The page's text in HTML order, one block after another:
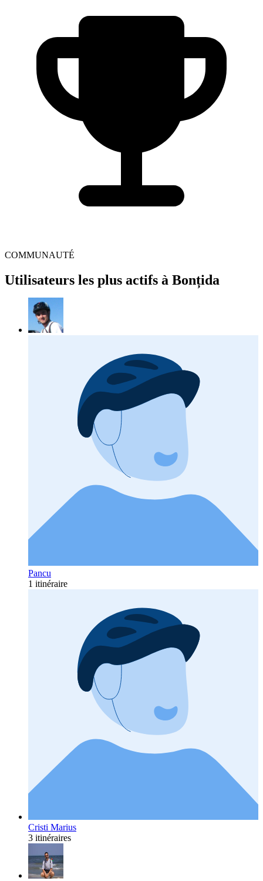
COMMUNAUTÉ
Utilisateurs les plus actifs à Bonțida
Pancu
1 itinéraire
Cristi Marius
3 itinéraires